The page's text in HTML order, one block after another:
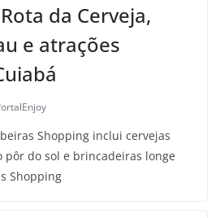
da Cerveja,
e atrações
Shopping inclui cervejas
pôr do sol e brincadeiras longe
Shopping